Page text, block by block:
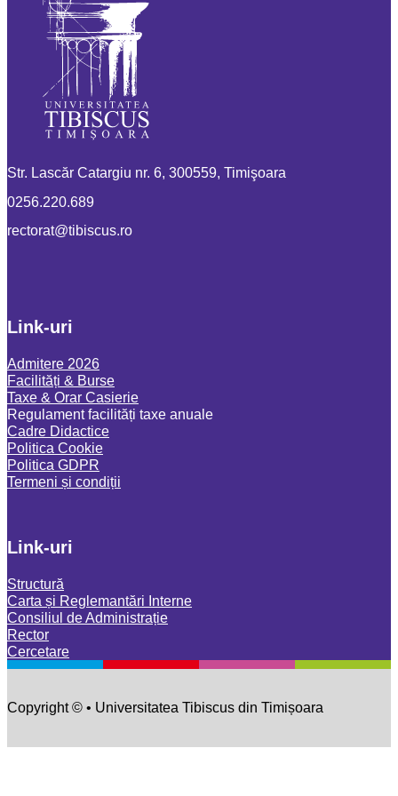
Str. Lascăr Catargiu nr. 6, 300559, Timişoara
0256.220.689
or.sucsibit@tarotcer
Link-uri
Admitere 2026
Facilități & Burse
Taxe & Orar Casierie
Regulament facilități taxe anuale
Cadre Didactice
Politica Cookie
Politica GDPR
Termeni și condiții
Link-uri
Structură
Carta și Reglemantări Interne
Consiliul de Administrație
Rector
Cercetare
Copyright © • Universitatea Tibiscus din Timișoara